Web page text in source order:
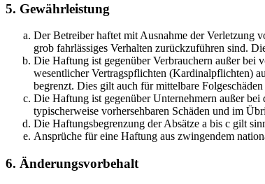
5. Gewährleistung
Der Betreiber haftet mit Ausnahme der Verletzung
grob fahrlässiges Verhalten zurückzuführen sind.
Die Haftung ist gegenüber Verbrauchern außer bei
wesentlicher Vertragspflichten (Kardinalpflichten)
begrenzt. Dies gilt auch für mittelbare
Die Haftung ist gegenüber Unternehmern außer
typischerweise vorhersehbaren Schäden und im
Die Haftungsbegrenzung der Absätze a bis c gilt
Ansprüche für eine Haftung aus zwingendem
6. Änderungsvorbehalt